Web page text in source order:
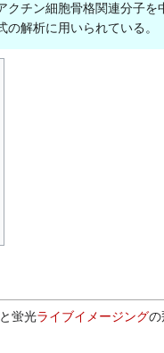
クチン細胞骨格関連分子
解析に用いられている。
と蛍光ライブイメージングの